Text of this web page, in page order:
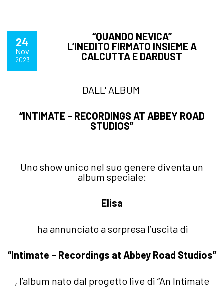
24
Nov
2023
“QUANDO NEVICA”
L’INEDITO FIRMATO INSIEME A
CALCUTTA E DARDUST
DALL' ALBUM
“INTIMATE – RECORDINGS AT ABBEY ROAD
STUDIOS”
Uno show unico nel suo genere diventa un
album speciale:
Elisa
ha annunciato a sorpresa l’uscita di
“Intimate – Recordings at Abbey Road Studios”
, l’album nato dal progetto live di “An Intimate